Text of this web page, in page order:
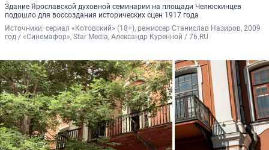
Здание Ярославской духовной семинарии на площади Челюскинцев
подошло для воссоздания исторических сцен 1917 года
Источники: сериал «Котовский» (18+), режиссер Станислав Назиров, 2009
год / «Синемафор», Star Media, Александр Куренной / 76.RU